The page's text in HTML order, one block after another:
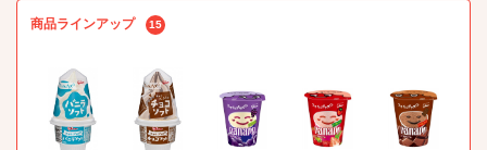
商品ラインアップ 15